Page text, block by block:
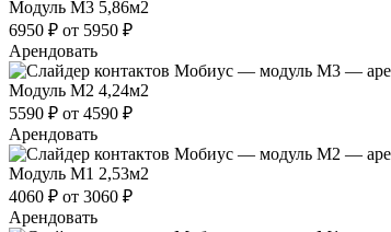
Модуль М3 5,86м2
6950 ₽ от 5950 ₽
Арендовать
Модуль М2 4,24м2
5590 ₽ от 4590 ₽
Арендовать
Модуль М1 2,53м2
4060 ₽ от 3060 ₽
Арендовать